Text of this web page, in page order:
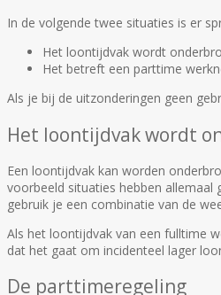
In de volgende twee situaties is er
Het loontijdvak wordt
Het betreft een parttime
Als je bij de uitzonderingen geen
Het loontijdvak wordt
Een loontijdvak kan worden
voorbeeld situaties hebben
gebruik je een combinatie van de
Als het loontijdvak van een fulltime
dat het gaat om incidenteel lager
De parttimeregeling